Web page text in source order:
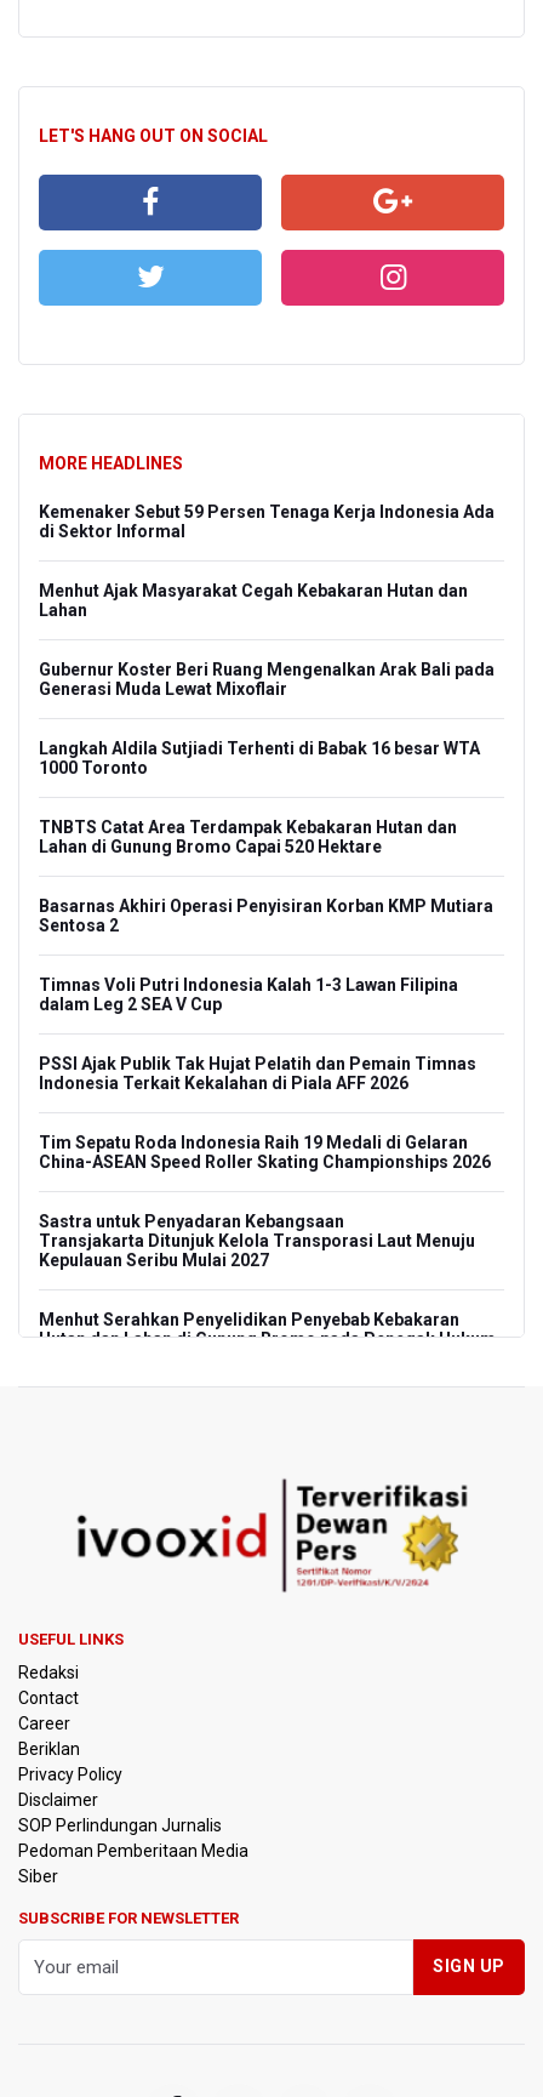
LET'S HANG OUT ON SOCIAL
MORE HEADLINES
Kemenaker Sebut 59 Persen Tenaga Kerja Indonesia Ada
di Sektor Informal
Menhut Ajak Masyarakat Cegah Kebakaran Hutan dan
Lahan
Gubernur Koster Beri Ruang Mengenalkan Arak Bali pada
Generasi Muda Lewat Mixoflair
Langkah Aldila Sutjiadi Terhenti di Babak 16 besar WTA
1000 Toronto
TNBTS Catat Area Terdampak Kebakaran Hutan dan
Lahan di Gunung Bromo Capai 520 Hektare
Basarnas Akhiri Operasi Penyisiran Korban KMP Mutiara
Sentosa 2
Timnas Voli Putri Indonesia Kalah 1-3 Lawan Filipina
dalam Leg 2 SEA V Cup
PSSI Ajak Publik Tak Hujat Pelatih dan Pemain Timnas
Indonesia Terkait Kekalahan di Piala AFF 2026
Tim Sepatu Roda Indonesia Raih 19 Medali di Gelaran
China-ASEAN Speed Roller Skating Championships 2026
Sastra untuk Penyadaran Kebangsaan
Transjakarta Ditunjuk Kelola Transporasi Laut Menuju
Kepulauan Seribu Mulai 2027
Menhut Serahkan Penyelidikan Penyebab Kebakaran
Hutan dan Lahan di Gunung Bromo pada Penegak Hukum
Meretas Jalan Terjal Ekonomi Digital: Perjuangan Siti
Alifah Meraih Cita-cita “Utopis” Menjadi Guru Sejahtera
Anggota DPR Minta Rencana Kenaikan Gaji Kepala Daerah
BGN Wajibkan Ompreng MBG Cantumkan Batas Waktu
SID
Flores Bersiap Gelar Festival Golo Koe 2026, Promosikan
Wisata Berkelanjutan
Kemkomdigi Targetkan Reaktivasi IGRS Rampung 2026
Pemprov Jabar Sediakan Knalpot Standar Gratis di Pos
Polisi saat Razia Knalpot Brong
USEFUL LINKS
Redaksi
Contact
Career
Beriklan
Privacy Policy
Disclaimer
SOP Perlindungan Jurnalis
Pedoman Pemberitaan Media
Siber
SUBSCRIBE FOR NEWSLETTER